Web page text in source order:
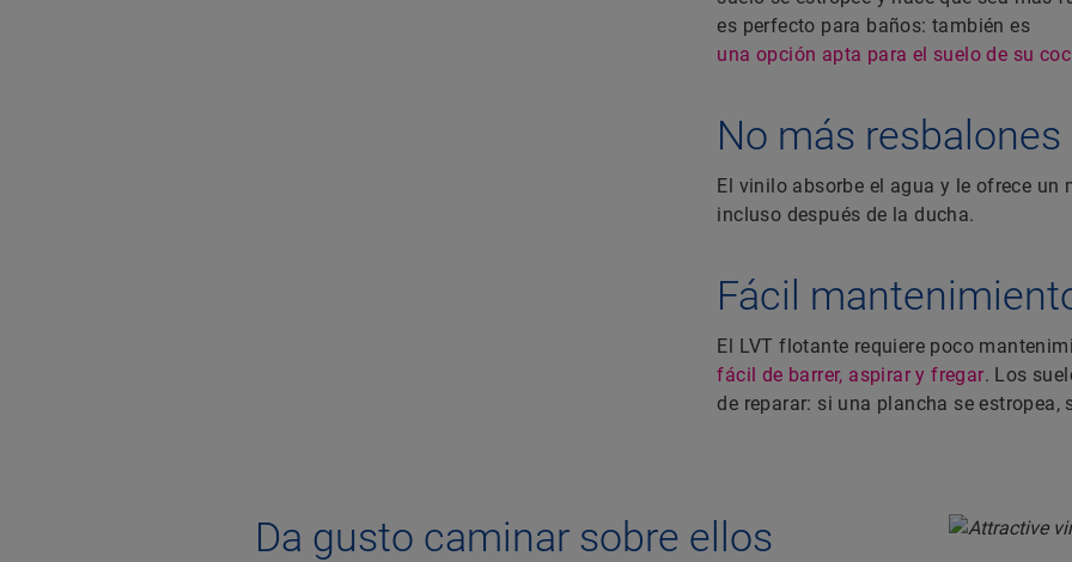
es perfecto para baños: también es
una opción apta para el suelo de su
No más
El vinilo absorbe el agua y le ofrece un
incluso después de la ducha.
Fácil
El LVT flotante requiere poco
fácil de barrer, aspirar y fregar. Los
de reparar: si una plancha se estropea,
Da gusto caminar sobre ellos